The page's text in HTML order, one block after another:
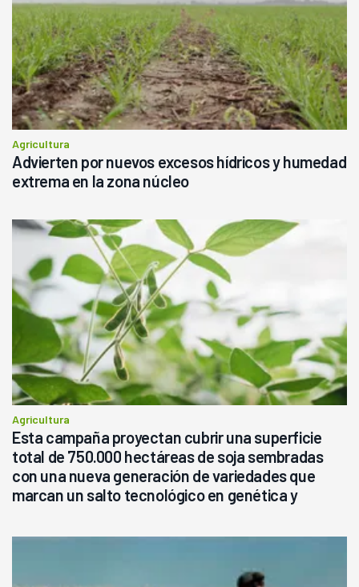
Agricultura
Advierten por nuevos excesos hídricos y humedad
extrema en la zona núcleo
Agricultura
Esta campaña proyectan cubrir una superficie
total de 750.000 hectáreas de soja sembradas
con una nueva generación de variedades que
marcan un salto tecnológico en genética y